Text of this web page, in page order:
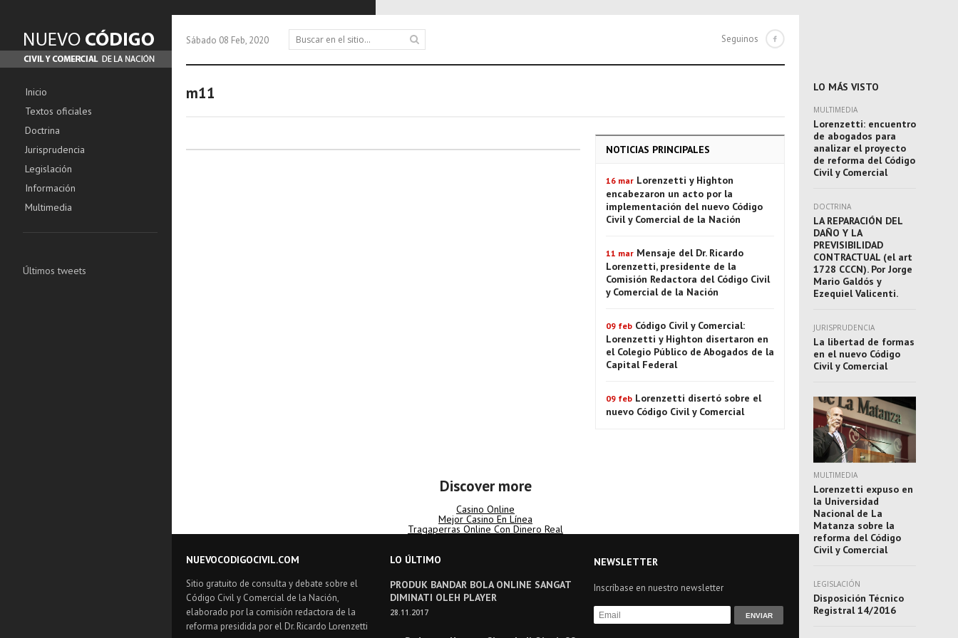
Inicio
Textos oficiales
Doctrina
Jurisprudencia
Legislación
Información
Multimedia
Últimos tweets
Sábado 08 Feb, 2020 Seguinos
m11
NOTICIAS PRINCIPALES
16 mar Lorenzetti y Highton
encabezaron un acto por la
implementación del nuevo Código
Civil y Comercial de la Nación
11 mar Mensaje del Dr. Ricardo
Lorenzetti, presidente de la
Comisión Redactora del Código Civil
y Comercial de la Nación
09 feb Código Civil y Comercial:
Lorenzetti y Highton disertaron en
el Colegio Público de Abogados de la
Capital Federal
09 feb Lorenzetti disertó sobre el
nuevo Código Civil y Comercial
Discover more
Casino Online
Mejor Casino En Línea
Tragaperras Online Con Dinero Real
NUEVOCODIGOCIVIL.COM
Sitio gratuito de consulta y debate sobre el
Código Civil y Comercial de la Nación,
elaborado por la comisión redactora de la
reforma presidida por el Dr. Ricardo Lorenzetti
LO ÚLTIMO
PRODUK BANDAR BOLA ONLINE SANGAT
DIMINATI OLEH PLAYER
28.11.2017
NEWSLETTER
Inscríbase en nuestro newsletter
LO MÁS VISTO
MULTIMEDIA
Lorenzetti: encuentro
de abogados para
analizar el proyecto
de reforma del Código
Civil y Comercial
DOCTRINA
LA REPARACIÓN DEL
DAÑO Y LA
PREVISIBILIDAD
CONTRACTUAL (el art
1728 CCCN). Por Jorge
Mario Galdós y
Ezequiel Valicenti.
JURISPRUDENCIA
La libertad de formas
en el nuevo Código
Civil y Comercial
MULTIMEDIA
Lorenzetti expuso en
la Universidad
Nacional de La
Matanza sobre la
reforma del Código
Civil y Comercial
LEGISLACIÓN
Disposición Técnico
Registral 14/2016